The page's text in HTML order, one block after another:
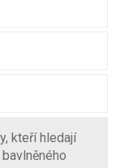
kteří hledají